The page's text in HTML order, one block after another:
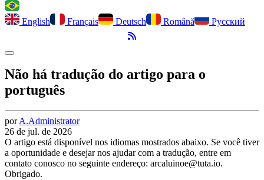
English Français Deutsch Română
Русский
Feed RSS
Alternar modo escuro
Não há tradução do artigo para o
português
porA.Administrator
26 de jul. de 2026
O artigo está disponível nos idiomas mostrados abaixo. Se você tiver
a oportunidade e desejar nos ajudar com a tradução, entre em
contato conosco no seguinte endereço: arcaluinoe@tuta.io.
Obrigado.